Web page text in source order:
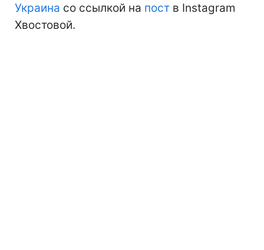
Украина со ссылкой на пост в Instagram
Хвостовой.